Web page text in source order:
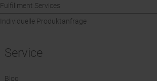
Fulfillment Services
Individuelle Produktanfrage
Service
Blog